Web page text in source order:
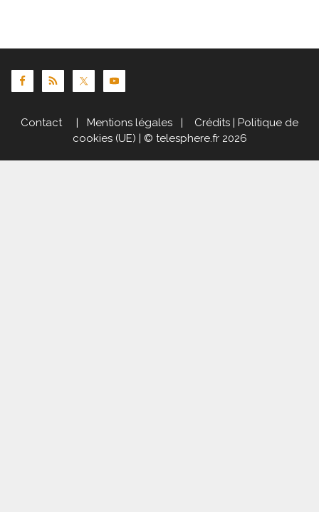
Contact| Mentions légales | Crédits | Politique de
cookies (UE) | © telesphere.fr 2026